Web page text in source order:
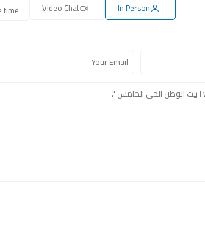
In Person
Video Chat